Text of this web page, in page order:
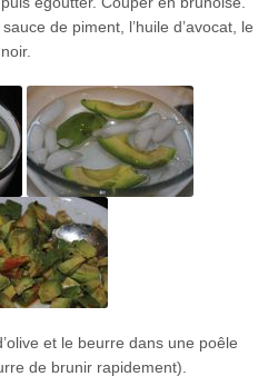
de piment, l’huile d’avocat, le
et le beurre dans une poêle
de brunir rapidement).